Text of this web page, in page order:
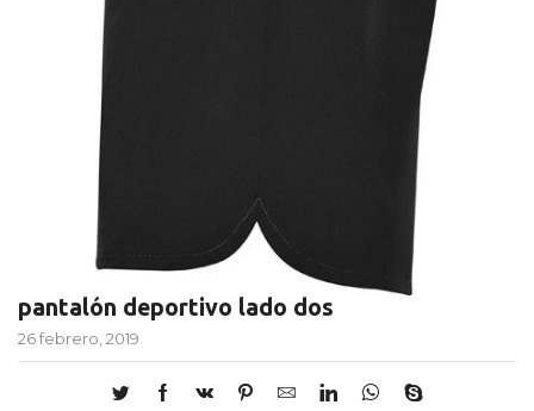
pantalón deportivo lado dos
26 febrero, 2019